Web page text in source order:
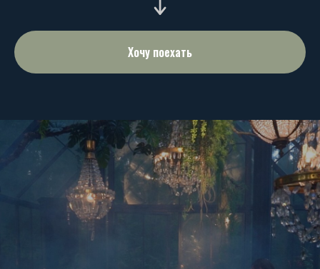
Хочу поехать